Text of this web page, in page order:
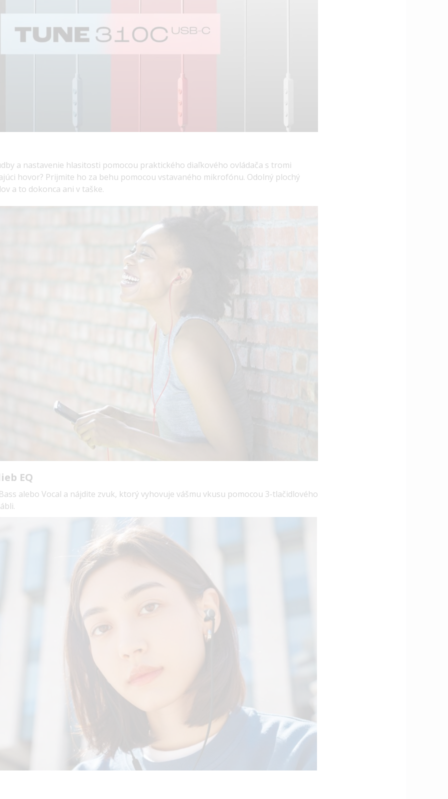
a nastavenie hlasitosti pomocou praktického diaľkového ovládača s tromi
hovor? Prijmite ho za behu pomocou vstavaného mikrofónu. Odolný plochý
a to dokonca ani v taške.
EQ
alebo Vocal a nájdite zvuk, ktorý vyhovuje vášmu vkusu pomocou 3-tlačidlového